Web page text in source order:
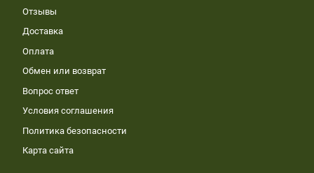
Отзывы
Доставка
Оплата
Обмен или возврат
Вопрос ответ
Условия соглашения
Политика безопасности
Карта сайта